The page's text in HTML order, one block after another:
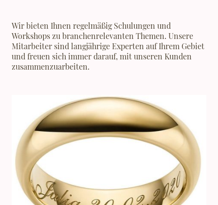
Wir bieten Ihnen regelmäßig Schulungen und
Workshops zu branchenrelevanten Themen. Unsere
Mitarbeiter sind langjährige Experten auf Ihrem Gebiet
und freuen sich immer darauf, mit unseren Kunden
zusammenzuarbeiten.